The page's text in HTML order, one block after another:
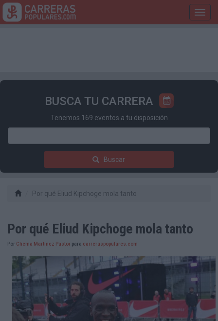
BUSCA TU CARRERA
Tenemos 169 eventos a tu disposición
Buscar
Por qué Eliud Kipchoge mola tanto
Por qué Eliud Kipchoge mola tanto
Por Chema Martínez Pastor para carreraspopulares.com